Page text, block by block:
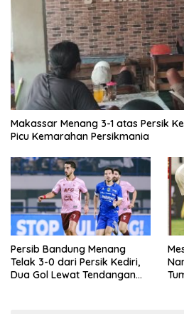
Makassar Menang 3-1 atas Persik
Picu Kemarahan Persikmania
Persib Bandung Menang
Telak 3-0 dari Persik Kediri,
Dua Gol Lewat Tendangan